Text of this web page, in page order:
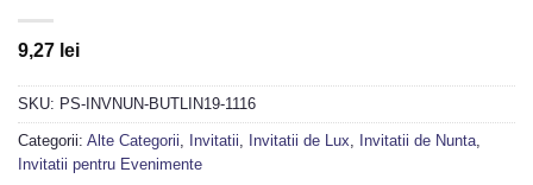
9,27 lei
SKU: PS-INVNUN-BUTLIN19-1116
Categorii: Alte Categorii, Invitatii, Invitatii de Lux, Invitatii de Nunta,
Invitatii pentru Evenimente